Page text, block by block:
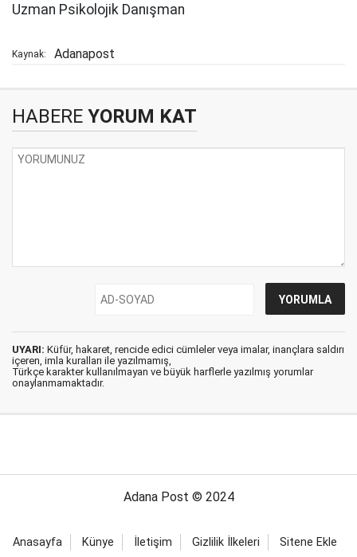
Uzman Psikolojik Danışman
Kaynak: Adanapost
HABERE YORUM KAT
UYARI: Küfür, hakaret, rencide edici cümleler veya imalar, inançlara saldırı
içeren, imla kuralları ile yazılmamış,
Türkçe karakter kullanılmayan ve büyük harflerle yazılmış yorumlar
onaylanmamaktadır.
Adana Post © 2024
Anasayfa Künye İletişim Gizlilik İlkeleri Sitene Ekle